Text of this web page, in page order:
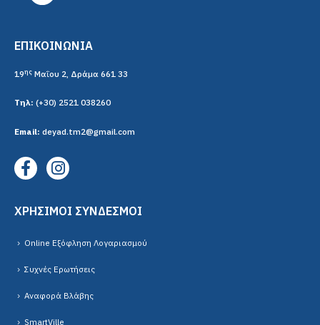
ΕΠΙΚΟΙΝΩΝΙΑ
19ης Μαΐου 2, Δράμα 661 33
Τηλ: (+30) 2521 038260
Email: deyad.tm2@gmail.com
ΧΡΗΣΙΜΟΙ ΣΥΝΔΕΣΜΟΙ
Online Εξόφληση Λογαριασμού
Συχνές Ερωτήσεις
Αναφορά Βλάβης
SmartVille